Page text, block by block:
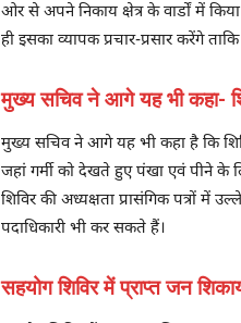
ओर से अपने निकाय क्षेत्र के वार्डों में
ही इसका व्यापक प्रचार-प्रसार करेंगे
मुख्य सचिव ने आगे यह भी कहा-
मुख्य सचिव ने आगे यह भी कहा है कि
जहां गर्मी को देखते हुए पंखा एवं पीने के
शिविर की अध्यक्षता प्रासंगिक पत्रों में
पदाधिकारी भी कर सकते हैं।
सहयोग शिविर में प्राप्त जन